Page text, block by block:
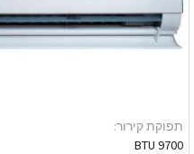
תפוקת קירור:
9700 BTU